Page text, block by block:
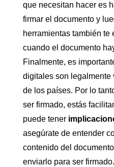
que necesitan hacer es
firmar el documento y
herramientas también
cuando el documento
Finalmente, es
digitales son legalmente
de los países. Por lo
ser firmado, estás
puede tener
asegúrate de entender
contenido del
enviarlo para ser firmado.